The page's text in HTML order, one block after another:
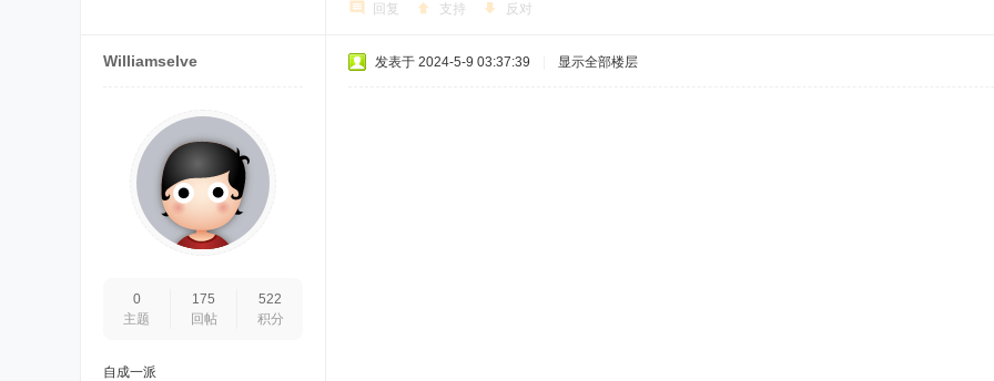
回复 支持 反对
Williamselve
0
主题
175
回帖
522
积分
自成一派
发表于 2024-5-9 03:37:39 显示全部楼层